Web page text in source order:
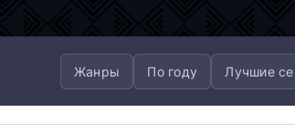
Жанры По году Лучшие